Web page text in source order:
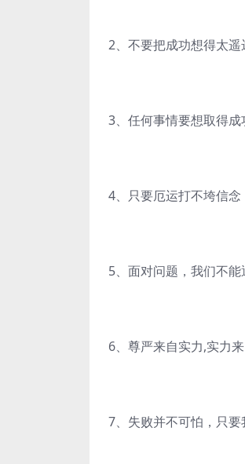
2、不要把成功想得太遥
3、任何事情要想取得成
4、只要厄运打不垮信念
5、面对问题，我们不
6、尊严来自实力,实力来
7、失败并不可怕，只要